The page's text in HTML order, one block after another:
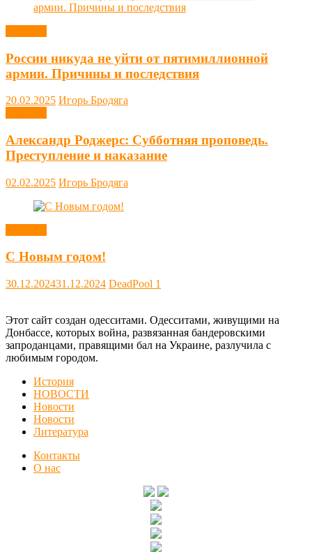
России никуда не уйти от пятимиллионной
армии. Причины и последствия
20.02.2025 Игорь Бродяга
Александр Роджерс: Субботняя проповедь.
Преступление и наказание
02.02.2025 Игорь Бродяга
С Новым годом!
30.12.202431.12.2024 DeadPool 1
Этот сайт создан одесситами. Одесситами, живущими на
Донбассе, которых война, развязанная бандеровскими
запроданцами, правящими бал на Украине, разлучила с
любимым городом.
История
НОВОСТИ
Новости
Новости
Литература
Контакты
О нас